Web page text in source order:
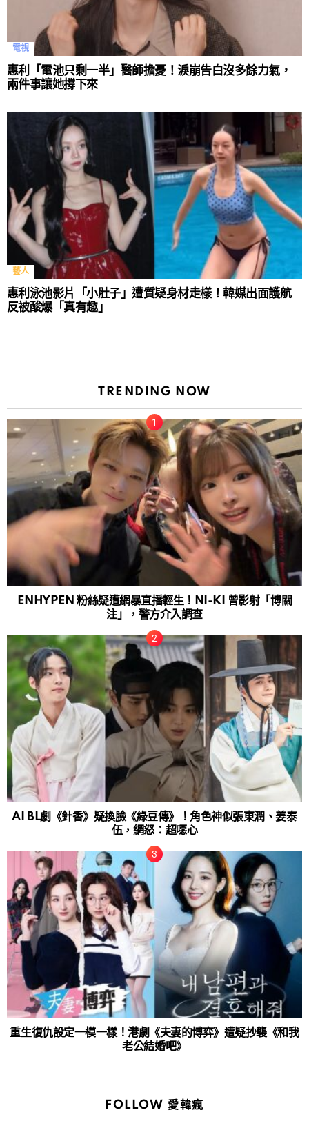
電視
惠利「電池只剩一半」醫師擔憂！淚崩告白沒多餘力氣，
兩件事讓她撐下來
藝人
惠利泳池影片「小肚子」遭質疑身材走樣！韓媒出面護航
反被酸爆「真有趣」
TRENDING NOW
ENHYPEN 粉絲疑遭網暴直播輕生！NI-KI 曾影射「博關
注」，警方介入調查
AI BL劇《針香》疑換臉《綠豆傳》！角色神似張東潤、姜泰
伍，網怒：超噁心
重生復仇設定一模一樣！港劇《夫妻的博弈》遭疑抄襲《和我
老公結婚吧》
FOLLOW 愛韓瘋